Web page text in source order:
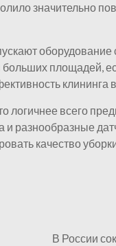
значительно
площадей,
клининга
логичнее всего
и разнообразные
качество
В России